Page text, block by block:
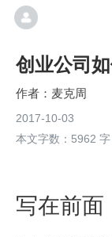
创业公司
麦克周
2017-10-03
本文字数：5962 字
写在前面